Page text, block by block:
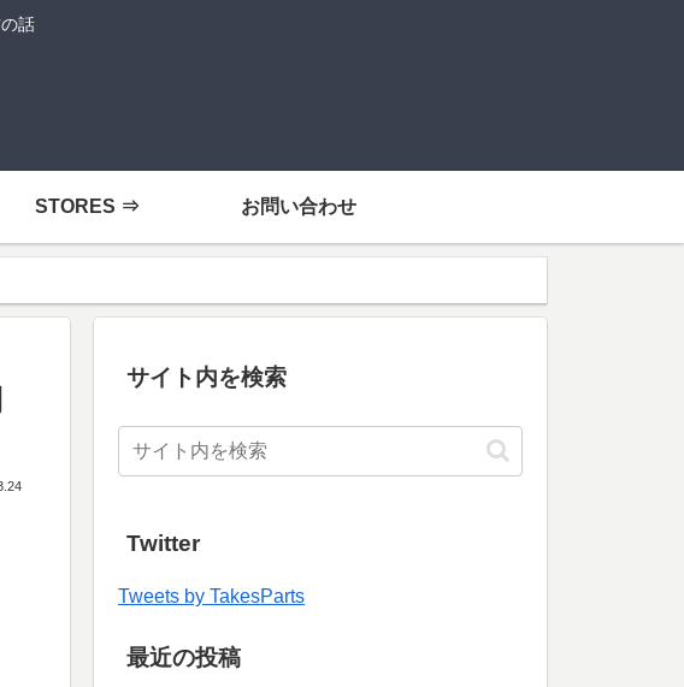
話
STORES ⇒ お問い合わせ
サイト内を検索
Twitter
Tweets by TakesParts
最近の投稿